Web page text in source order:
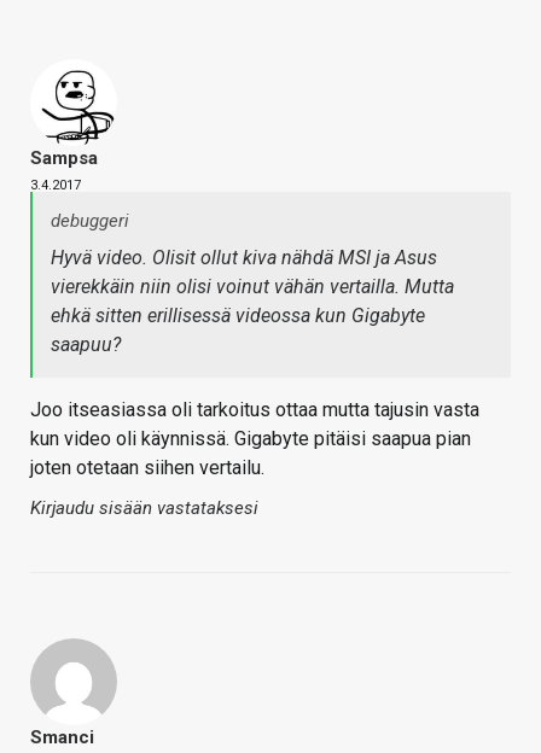
Sampsa
3.4.2017
debuggeri
Hyvä video. Olisit ollut kiva nähdä MSI ja Asus
vierekkäin niin olisi voinut vähän vertailla. Mutta
ehkä sitten erillisessä videossa kun Gigabyte
saapuu?
Joo itseasiassa oli tarkoitus ottaa mutta tajusin vasta
kun video oli käynnissä. Gigabyte pitäisi saapua pian
joten otetaan siihen vertailu.
Kirjaudu sisään vastataksesi
Smanci